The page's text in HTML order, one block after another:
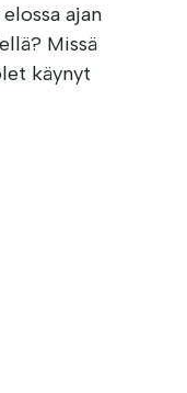
ajan
Missä
käynyt